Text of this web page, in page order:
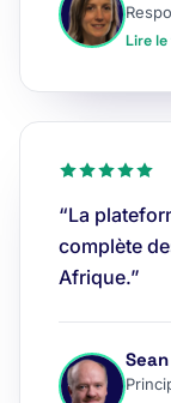
Lire
“La
complète
Afrique.”